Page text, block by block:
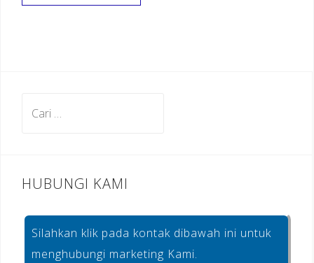
HUBUNGI KAMI
Silahkan klik pada kontak dibawah ini untuk
menghubungi marketing Kami.